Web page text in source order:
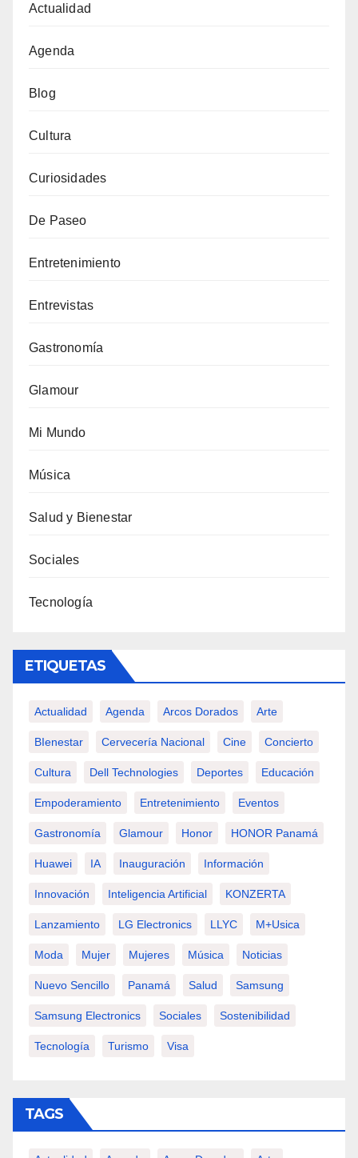
Actualidad
Agenda
Blog
Cultura
Curiosidades
De Paseo
Entretenimiento
Entrevistas
Gastronomía
Glamour
Mi Mundo
Música
Salud y Bienestar
Sociales
Tecnología
ETIQUETAS
Actualidad Agenda Arcos Dorados Arte
BIenestar Cervecería Nacional Cine Concierto
Cultura Dell Technologies Deportes Educación
Empoderamiento Entretenimiento Eventos
Gastronomía Glamour Honor HONOR Panamá
Huawei IA Inauguración Información
Innovación Inteligencia Artificial KONZERTA
Lanzamiento LG Electronics LLYC M+usica
Moda Mujer Mujeres Música Noticias
Nuevo Sencillo Panamá Salud Samsung
Samsung Electronics Sociales Sostenibilidad
Tecnología Turismo Visa
TAGS